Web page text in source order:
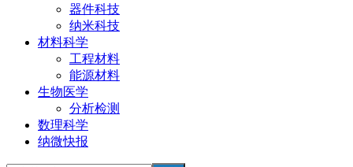
器件科技
纳米科技
材料科学
工程材料
能源材料
生物医学
分析检测
数理科学
纳微快报